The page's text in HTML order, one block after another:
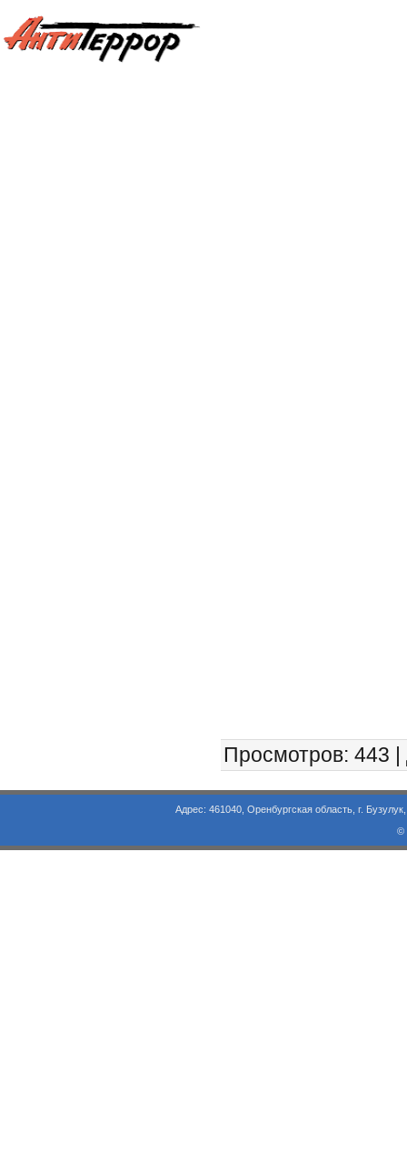
Просмотров: 443 |
Адрес: 461040, Оренбургская область, г. Бузулук, ул.
©